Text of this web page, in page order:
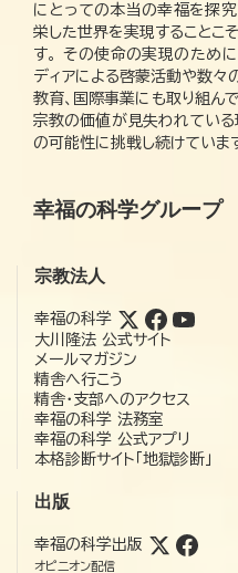
にとっての本当の幸福を探
栄した世界を実現することこ
す。 その使命の実現のため
ディアによる啓蒙活動や数々
教育、国際事業にも取り組ん
宗教の価値が見失われてい
の可能性に挑戦し続けていま
幸福の科学グループ
宗教法人
幸福の科学
大川隆法 公式サイト
メールマガジン
精舎へ行こう
精舎・支部へのアクセス
幸福の科学 法務室
幸福の科学 公式アプリ
本格診断サイト「地獄診断」
出版
幸福の科学出版
オピニオン配信